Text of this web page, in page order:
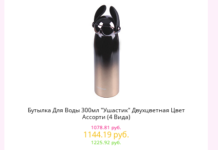
Бутылка Для Воды 300мл "Ушастик" Двухцветная Цвет
Ассорти (4 Вида)
1078.81 руб.
1144.19 руб.
1225.92 руб.